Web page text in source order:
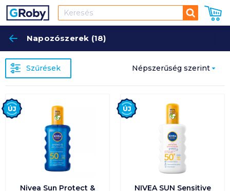
Keresés
Napozószerek (18)
Szűrések Népszerűség szerint
Ár szerint növekvő
Ár szerint csökkenő
Egységár szerint
növekvő
Nivea Sun Protect &
Új
NIVEA SUN Sensitive
Új